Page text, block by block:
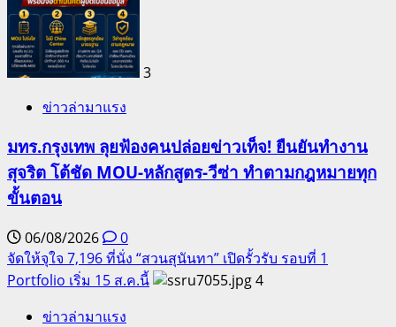
3
ข่าวล่ามาแรง
มทร.กรุงเทพ ลุยฟ้องคนปล่อยข่าวเท็จ! ยืนยันทำงาน
สุจริต โต้ชัด MOU-หลักสูตร-วีซ่า ทำตามกฎหมายทุก
ขั้นตอน
06/08/2026
0
จัดให้จุใจ 7,196 ที่นั่ง “สวนสุนันทา” เปิดรั้วรับ รอบที่ 1
Portfolio เริ่ม 15 ส.ค.นี้
4
ข่าวล่ามาแรง